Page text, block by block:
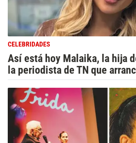
CELEBRIDADES
Así está hoy Malaika, la hija
la periodista de TN que